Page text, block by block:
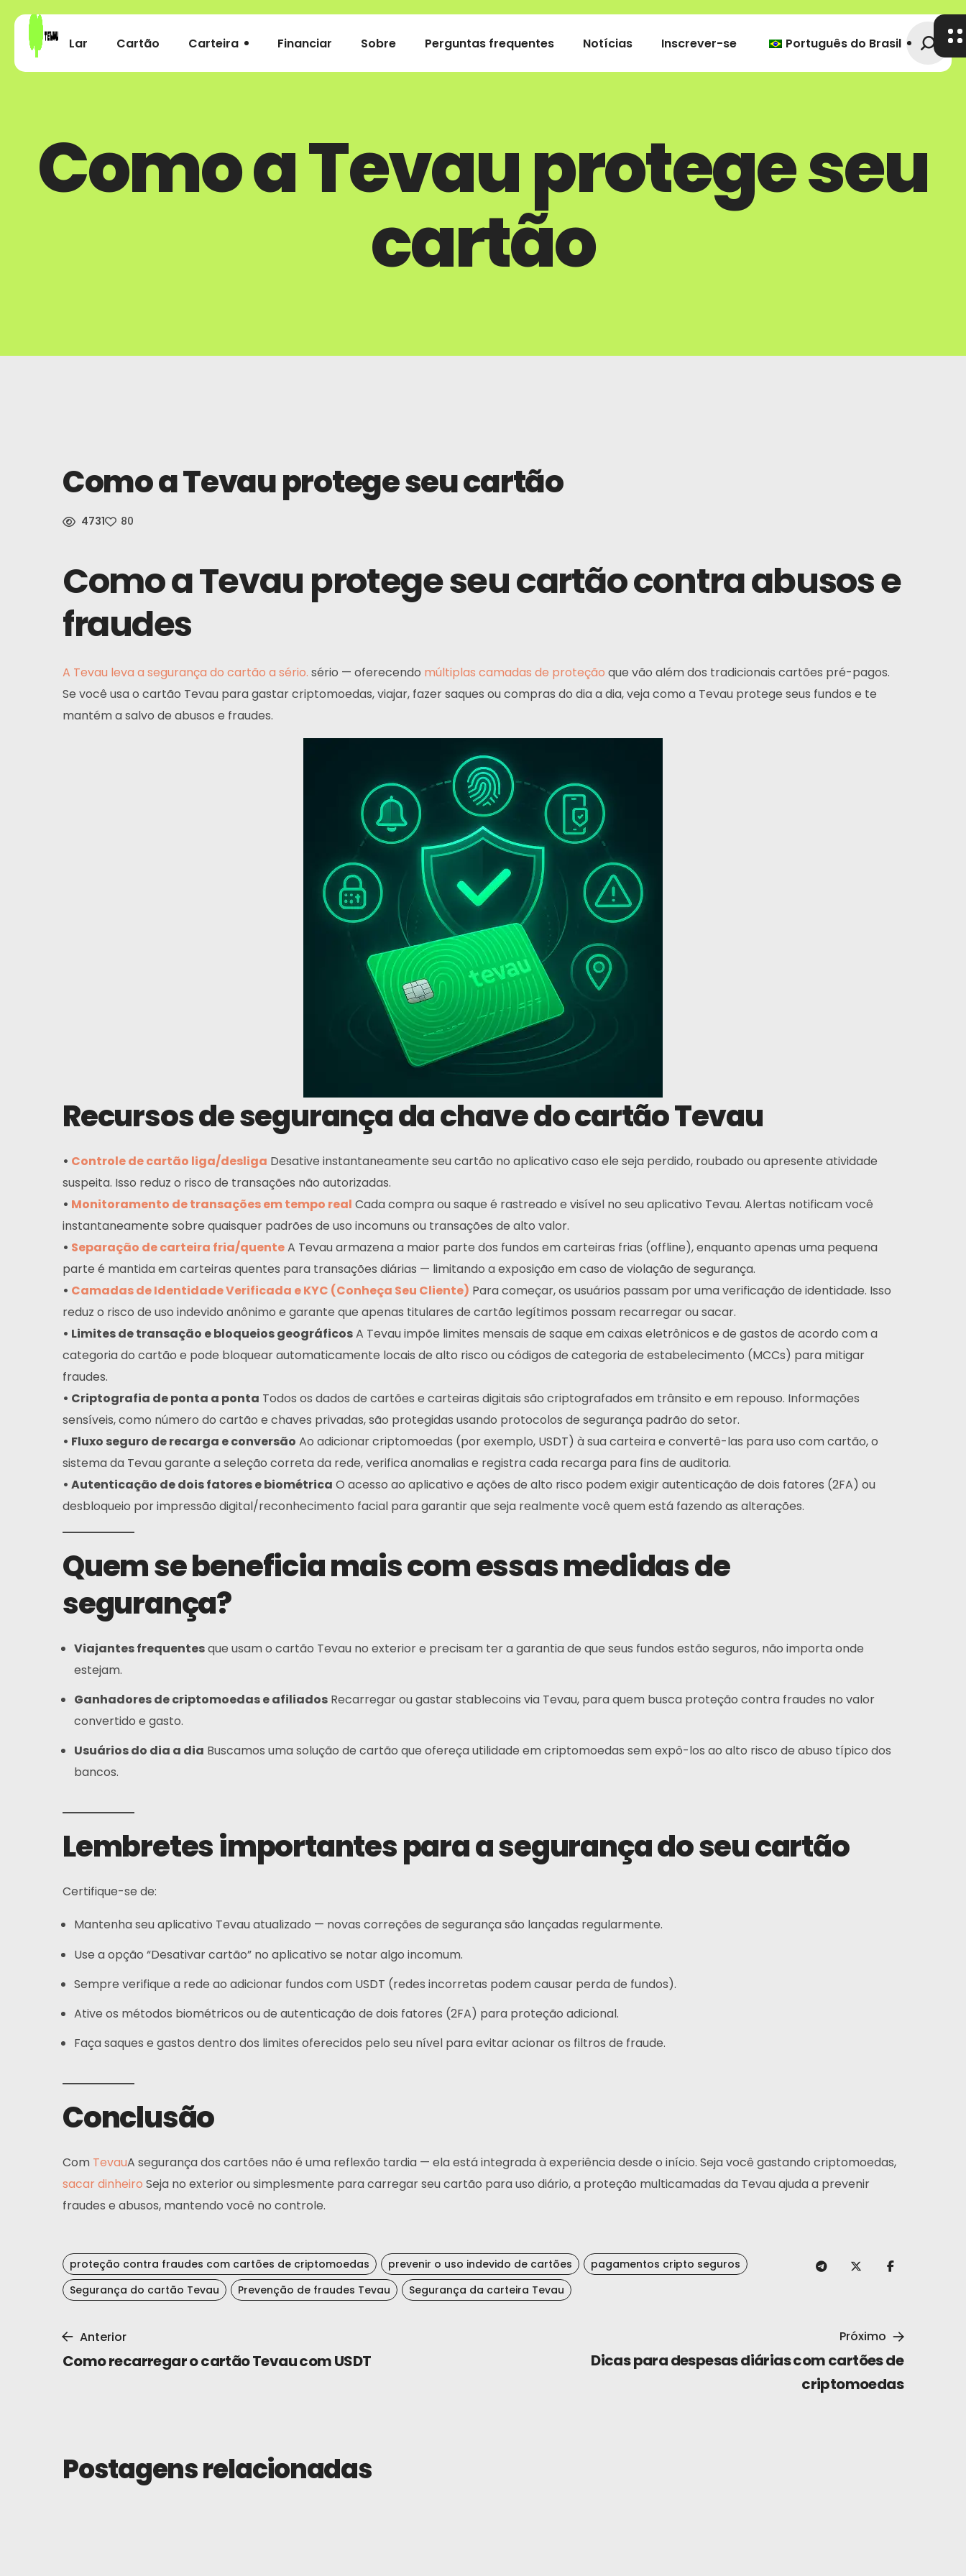
Lar Cartão Carteira Financiar Sobre Perguntas frequentes Notícias Inscrever-se Português do Brasil
Lar
Cartão
Carteira
Sobre
Perguntas Frequentes
Notícias
Inscrever-Se
Contatos
Endereço:
Principal: Hong Kong
Afiliado: Malásia
+6011 5888 4061
Inscrever-se
Nossa experiência, assim como nossa paixão por
web design, nos diferencia de outras agências.
Como a Tevau protege seu
cartão
Como a Tevau protege seu cartão
4731 80
Como a Tevau protege seu cartão contra abusos e
fraudes
A Tevau leva a segurança do cartão a sério. sério — oferecendo múltiplas camadas de proteção que vão além dos tradicionais cartões pré-pagos.
Se você usa o cartão Tevau para gastar criptomoedas, viajar, fazer saques ou compras do dia a dia, veja como a Tevau protege seus fundos e te
mantém a salvo de abusos e fraudes.
Recursos de segurança da chave do cartão Tevau
• Controle de cartão liga/desliga Desative instantaneamente seu cartão no aplicativo caso ele seja perdido, roubado ou apresente atividade
suspeita. Isso reduz o risco de transações não autorizadas.
• Monitoramento de transações em tempo real Cada compra ou saque é rastreado e visível no seu aplicativo Tevau. Alertas notificam você
instantaneamente sobre quaisquer padrões de uso incomuns ou transações de alto valor.
• Separação de carteira fria/quenteA Tevau armazena a maior parte dos fundos em carteiras frias (offline), enquanto apenas uma pequena
parte é mantida em carteiras quentes para transações diárias — limitando a exposição em caso de violação de segurança.
• Camadas de Identidade Verificada e KYC (Conheça Seu Cliente) Para começar, os usuários passam por uma verificação de identidade. Isso
reduz o risco de uso indevido anônimo e garante que apenas titulares de cartão legítimos possam recarregar ou sacar.
• Limites de transação e bloqueios geográficosA Tevau impõe limites mensais de saque em caixas eletrônicos e de gastos de acordo com a
categoria do cartão e pode bloquear automaticamente locais de alto risco ou códigos de categoria de estabelecimento (MCCs) para mitigar
fraudes.
• Criptografia de ponta a ponta Todos os dados de cartões e carteiras digitais são criptografados em trânsito e em repouso. Informações
sensíveis, como número do cartão e chaves privadas, são protegidas usando protocolos de segurança padrão do setor.
• Fluxo seguro de recarga e conversão Ao adicionar criptomoedas (por exemplo, USDT) à sua carteira e convertê-las para uso com cartão, o
sistema da Tevau garante a seleção correta da rede, verifica anomalias e registra cada recarga para fins de auditoria.
• Autenticação de dois fatores e biométrica O acesso ao aplicativo e ações de alto risco podem exigir autenticação de dois fatores (2FA) ou
desbloqueio por impressão digital/reconhecimento facial para garantir que seja realmente você quem está fazendo as alterações.
Quem se beneficia mais com essas medidas de
segurança?
Viajantes frequentesque usam o cartão Tevau no exterior e precisam ter a garantia de que seus fundos estão seguros, não importa onde
estejam.
Ganhadores de criptomoedas e afiliados Recarregar ou gastar stablecoins via Tevau, para quem busca proteção contra fraudes no valor
convertido e gasto.
Usuários do dia a dia Buscamos uma solução de cartão que ofereça utilidade em criptomoedas sem expô-los ao alto risco de abuso típico dos
bancos.
Lembretes importantes para a segurança do seu cartão
Certifique-se de:
Mantenha seu aplicativo Tevau atualizado — novas correções de segurança são lançadas regularmente.
Use a opção “Desativar cartão” no aplicativo se notar algo incomum.
Sempre verifique a rede ao adicionar fundos com USDT (redes incorretas podem causar perda de fundos).
Ative os métodos biométricos ou de autenticação de dois fatores (2FA) para proteção adicional.
Faça saques e gastos dentro dos limites oferecidos pelo seu nível para evitar acionar os filtros de fraude.
Conclusão
Com TevauA segurança dos cartões não é uma reflexão tardia — ela está integrada à experiência desde o início. Seja você gastando criptomoedas,
sacar dinheiro Seja no exterior ou simplesmente para carregar seu cartão para uso diário, a proteção multicamadas da Tevau ajuda a prevenir
fraudes e abusos, mantendo você no controle.
proteção contra fraudes com cartões de criptomoedas prevenir o uso indevido de cartões
pagamentos cripto seguros
Segurança do cartão Tevau
Prevenção de fraudes Tevau Segurança da carteira Tevau
Anterior
Como recarregar o cartão Tevau com USDT
Próximo
Dicas para despesas diárias com cartões de
criptomoedas
Postagens relacionadas